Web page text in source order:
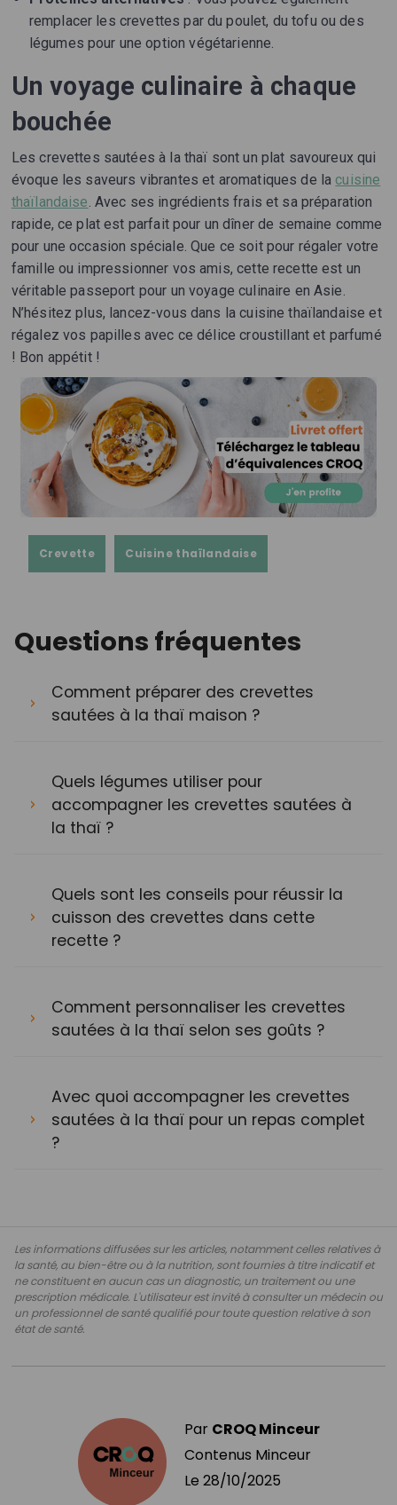
remplacer les crevettes par du poulet, du tofu ou des
légumes pour une option végétarienne.
Un voyage culinaire à chaque
bouchée
Les crevettes sautées à la thaï sont un plat savoureux qui
évoque les saveurs vibrantes et aromatiques de lacuisine
thaïlandaise. Avec ses ingrédients frais et sa préparation
rapide, ce plat est parfait pour un dîner de semaine comme
pour une occasion spéciale. Que ce soit pour régaler votre
famille ou impressionner vos amis, cette recette est un
véritable passeport pour un voyage culinaire en Asie.
N’hésitez plus, lancez-vous dans la cuisine thaïlandaise et
régalez vos papilles avec ce délice croustillant et parfumé
! Bon appétit !
Crevette Cuisine thaïlandaise
Questions fréquentes
Comment préparer des crevettes
sautées à la thaï maison ?
Quels légumes utiliser pour
accompagner les crevettes sautées à
la thaï ?
Quels sont les conseils pour réussir la
cuisson des crevettes dans cette
recette ?
Comment personnaliser les crevettes
sautées à la thaï selon ses goûts ?
Avec quoi accompagner les crevettes
sautées à la thaï pour un repas complet
?
Les informations diffusées sur les articles, notamment celles relatives à
la santé, au bien-être ou à la nutrition, sont fournies à titre indicatif et
ne constituent en aucun cas un diagnostic, un traitement ou une
prescription médicale. L'utilisateur est invité à consulter un médecin ou
un professionnel de santé qualifié pour toute question relative à son
état de santé.
Par CROQ Minceur
Contenus Minceur
Le 28/10/2025